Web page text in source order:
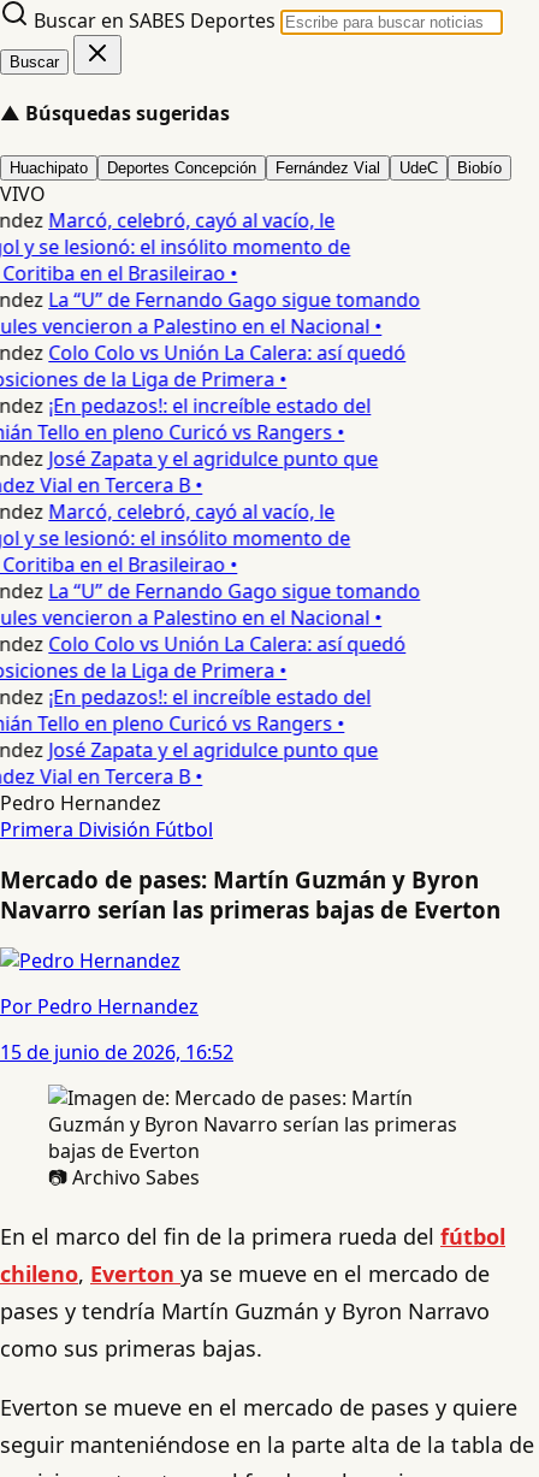
Buscar en SABES Deportes
Buscar
▲ Búsquedas sugeridas
Huachipato Deportes Concepción Fernández Vial UdeC Biobío
VIVO
Marcó, celebró, cayó al vacío, le
y se lesionó: el insólito momento de
en el Brasileirao •
La “U” de Fernando Gago sigue tomando
vencieron a Palestino en el Nacional •
Colo Colo vs Unión La Calera: así quedó
de la Liga de Primera •
¡En pedazos!: el increíble estado del
Tello en pleno Curicó vs Rangers •
José Zapata y el agridulce punto que
Vial en Tercera B •
Marcó, celebró, cayó al vacío, le
y se lesionó: el insólito momento de
en el Brasileirao •
La “U” de Fernando Gago sigue tomando
vencieron a Palestino en el Nacional •
Colo Colo vs Unión La Calera: así quedó
de la Liga de Primera •
¡En pedazos!: el increíble estado del
Tello en pleno Curicó vs Rangers •
José Zapata y el agridulce punto que
Vial en Tercera B •
Pedro Hernandez
Primera División Fútbol
Mercado de pases: Martín Guzmán y Byron
Navarro serían las primeras bajas de Everton
Por Pedro Hernandez
15 de junio de 2026, 16:52
📷 Archivo Sabes
En el marco del fin de la primera rueda del fútbol
chileno, Everton ya se mueve en el mercado de
pases y tendría Martín Guzmán y Byron Narravo
como sus primeras bajas.
Everton se mueve en el mercado de pases y quiere
seguir manteniéndose en la parte alta de la tabla de